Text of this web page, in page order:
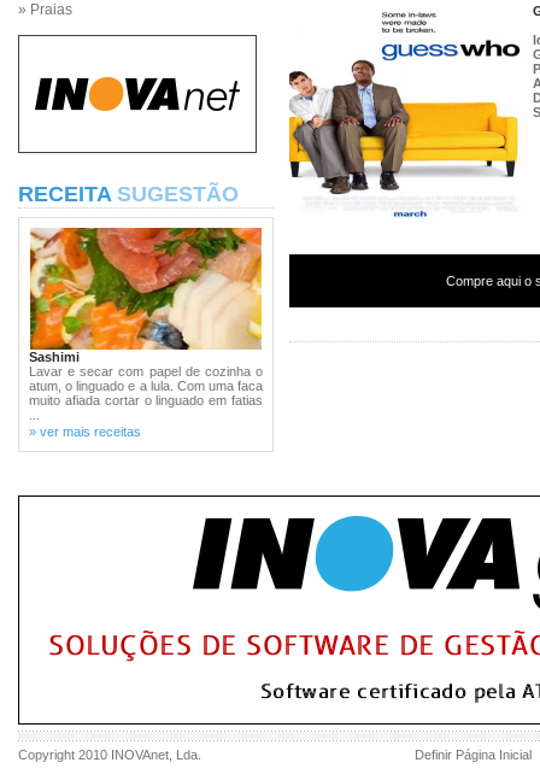
» Praias
RECEITA SUGESTÃO
Sashimi
Lavar e secar com papel de cozinha o
atum, o linguado e a lula. Com uma faca
muito afiada cortar o linguado em fatias
» ver mais receitas
Compre aqui o
Copyright 2010 INOVAnet , Lda. Definir Página Inicial